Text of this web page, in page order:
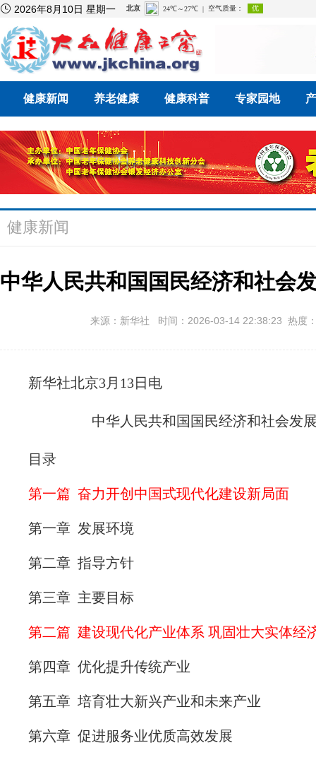
 2026年8月10日 星期一
健康新闻 养老健康 健康科普 专家园地
健康新闻
中华人民共和国国民经济和社会
来源：新华社 时间：2026-03-14 22:38:23 热度
新华社北京3月13日电
中华人民共和国国民经济和社会发
目录
第一篇 奋力开创中国式现代化建设新局面
第一章 发展环境
第二章 指导方针
第三章 主要目标
第二篇 建设现代化产业体系 巩固壮大实体经
第四章 优化提升传统产业
第五章 培育壮大新兴产业和未来产业
第六章 促进服务业优质高效发展